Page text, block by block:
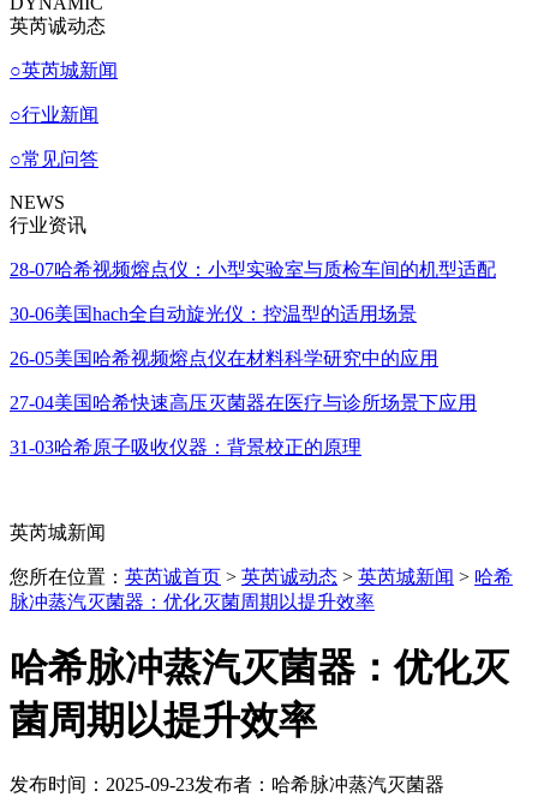
英芮诚动态
○英芮城新闻
○行业新闻
○常见问答
NEWS
行业资讯
28-07哈希视频熔点仪：小型实验室与质检车间的机型适配
30-06美国hach全自动旋光仪：控温型的适用场景
26-05美国哈希视频熔点仪在材料科学研究中的应用
27-04美国哈希快速高压灭菌器在医疗与诊所场景下应用
31-03哈希原子吸收仪器：背景校正的原理
英芮城新闻
您所在位置： 英芮诚首页 > 英芮诚动态 > 英芮城新闻 > 哈希
脉冲蒸汽灭菌器：优化灭菌周期以提升效率
哈希脉冲蒸汽灭菌器：优化灭
菌周期以提升效率
发布时间：2025-09-23发布者：哈希脉冲蒸汽灭菌器